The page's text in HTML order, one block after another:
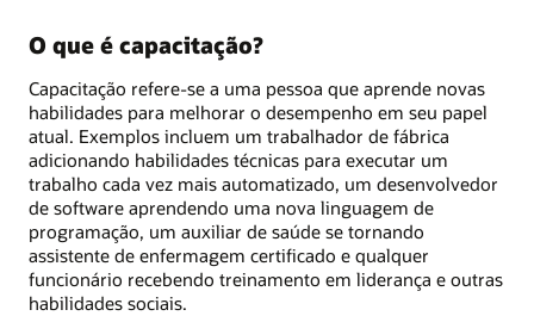
O que é capacitação?
Capacitação refere-se a uma pessoa que aprende novas
habilidades para melhorar o desempenho em seu papel
atual. Exemplos incluem um trabalhador de fábrica
adicionando habilidades técnicas para executar um
trabalho cada vez mais automatizado, um desenvolvedor
de software aprendendo uma nova linguagem de
programação, um auxiliar de saúde se tornando
assistente de enfermagem certificado e qualquer
funcionário recebendo treinamento em liderança e outras
habilidades sociais.